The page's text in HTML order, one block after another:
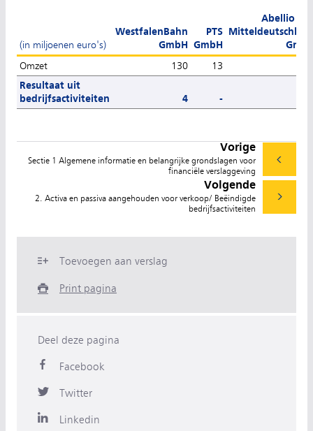
(in miljoenen euro's)
WestfalenBahn
GmbH
PTS
GmbH
Abellio
Omzet
130 13
Resultaat uit
bedrijfsactiviteiten
4 -
Vorige
Sectie 1 Algemene informatie en belangrijke grondslagen voor
financiële verslaggeving
Volgende
2. Activa en passiva aangehouden voor verkoop/ Beëindigde
bedrijfsactiviteiten
Toevoegen aan verslag
Print pagina
Deel deze pagina
Facebook
Twitter
Linkedin